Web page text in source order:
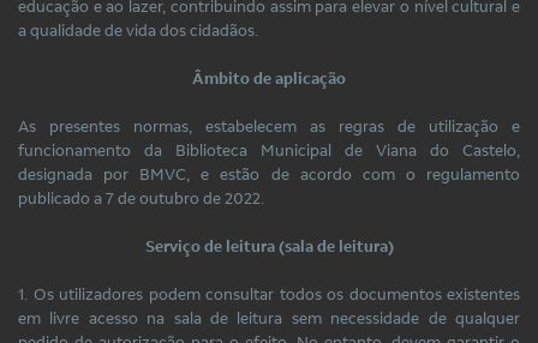
educação e ao lazer, contribuindo assim para elevar o nível cultural e
a qualidade de vida dos cidadãos.
Âmbito de aplicação
As presentes normas, estabelecem as regras de utilização e
funcionamento da Biblioteca Municipal de Viana do Castelo,
designada por BMVC, e estão de acordo com o regulamento
publicado a 7 de outubro de 2022.
Serviço de leitura (sala de leitura)
1. Os utilizadores podem consultar todos os documentos existentes
em livre acesso na sala de leitura sem necessidade de qualquer